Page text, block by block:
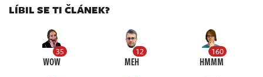
LÍBIL SE TI ČLÁNEK?
35
WOW
12
MEH
160
HMMM